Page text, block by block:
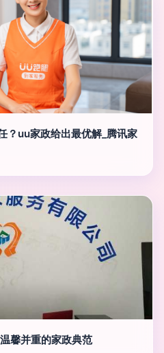
？uu家政给出最优解_腾讯家
馨并重的家政典范